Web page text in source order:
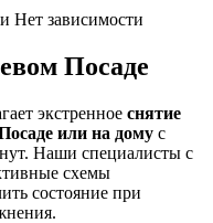
Посаде
экстренное снятие
или на дому с
Наши специалисты с
схемы
состояние при